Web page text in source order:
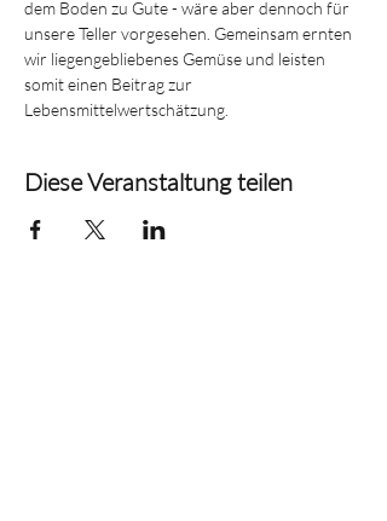
dem Boden zu Gute - wäre aber dennoch für
unsere Teller vorgesehen. Gemeinsam ernten
wir liegengebliebenes Gemüse und leisten
somit einen Beitrag zur
Lebensmittelwertschätzung.
Diese Veranstaltung teilen